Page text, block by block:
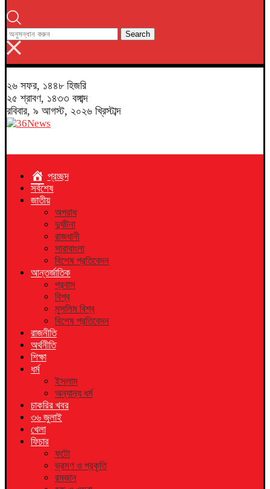
Search
২৬ সফর, ১৪৪৮ হিজরি
২৫ শ্রাবণ, ১৪৩৩ বঙ্গাব্দ
রবিবার, ৯ আগস্ট, ২০২৬ খ্রিস্টাব্দ
প্রচ্ছদ
সর্বশেষ
জাতীয়
অপরাধ
দুর্ঘটনা
রাজধানী
সারাবাংলা
বিশেষ প্রতিবেদন
আন্তর্জাতিক
প্রবাস
বিশ্ব
মুসলিম বিশ্ব
বিশেষ প্রতিবেদন
রাজনীতি
অর্থনীতি
শিক্ষা
ধর্ম
ইসলাম
অন্যান্য ধর্ম
চাকরির খবর
৩৬ জুলাই
খেলা
ফিচার
ফটো
ভ্রমণ ও প্রকৃতি
রমজান